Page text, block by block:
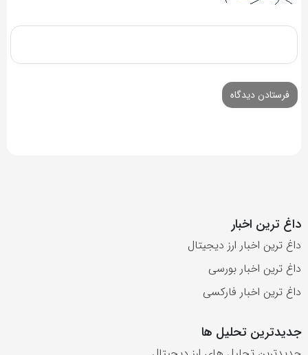
داغ ترین اخبار
داغ ترین اخبار ارز دیجیتال
داغ ترین اخبار بورسی
داغ ترین اخبار فارکسی
جدیدترین تحلیل ها